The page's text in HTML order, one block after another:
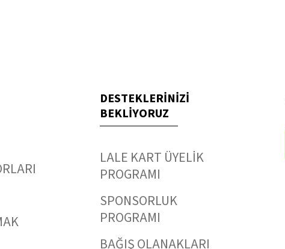
DESTEKLERİNİZİ
BEKLİYORUZ
LALE KART ÜYELİK
PROGRAMI
SPONSORLUK
PROGRAMI
BAĞIŞ OLANAKLARI